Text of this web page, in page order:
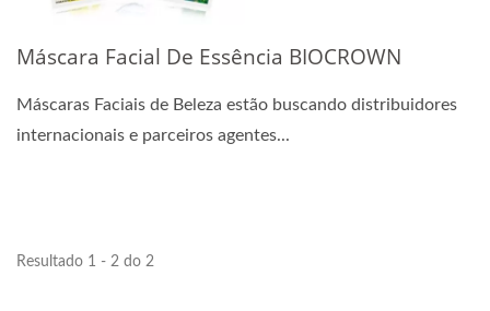
Máscara Facial De Essência BIOCROWN
Máscaras Faciais de Beleza estão buscando distribuidores
internacionais e parceiros agentes...
Resultado 1 - 2 do 2